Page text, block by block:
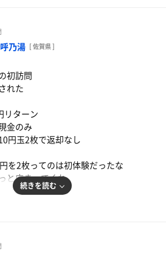
乃湯 [ 佐賀県 ]
初訪問
れた
リターン
金のみ
円玉2枚で返却なし
を2枚ってのは初体験だったな
と広まってくれ。
ラス戸から露天エリアがよく見えてこ
びしょ。色んなおじさんからのバトン
ぁと感じる。
続きを読む